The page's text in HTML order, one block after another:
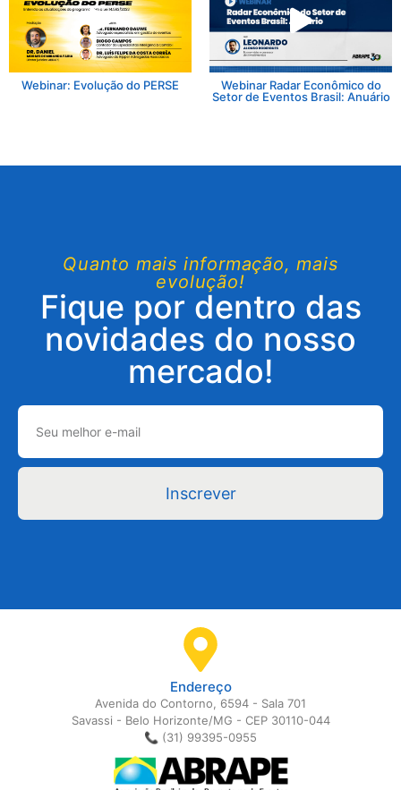
Webinar: Evolução do PERSE
Webinar Radar Econômico do
Setor de Eventos Brasil: Anuário
Quanto mais informação, mais
evolução!
Fique por dentro das
novidades do nosso
mercado!
Inscrever
Endereço
Avenida do Contorno, 6594 - Sala 701
Savassi - Belo Horizonte/MG - CEP 30110-044
📞 (31) 99395-0955